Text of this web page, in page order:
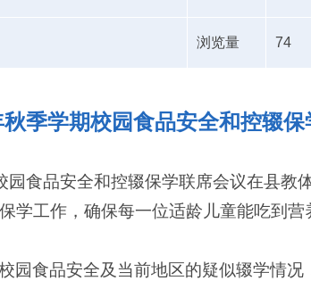
浏览量 74
季学期校园食品安全和控辍
食品安全和控辍保学联席会议在县教
学工作，确保每一位适龄儿童能吃到
园食品安全及当前地区的疑似辍学情况